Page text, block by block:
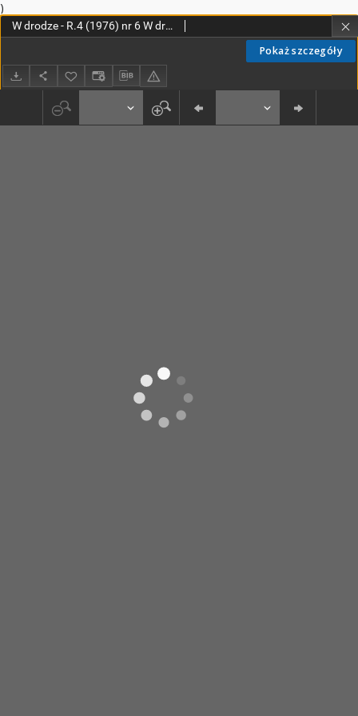
)
Pokaż szczegóły
W drodze - R.4 (1976) nr 6 W drodze - R.4 (1976) nr 6